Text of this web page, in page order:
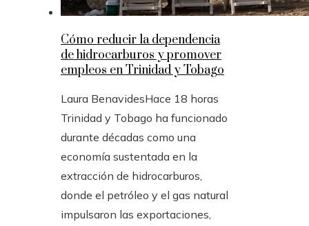
Cómo reducir la dependencia
de hidrocarburos y promover
empleos en Trinidad y Tobago
Laura BenavidesHace 18 horas
Trinidad y Tobago ha funcionado
durante décadas como una
economía sustentada en la
extracción de hidrocarburos,
donde el petróleo y el gas natural
impulsaron las exportaciones,